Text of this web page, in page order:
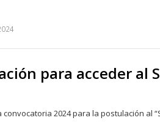
para acceder al
2024 para la postulación al